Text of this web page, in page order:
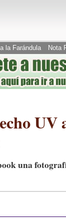
la Farándula Nota
una